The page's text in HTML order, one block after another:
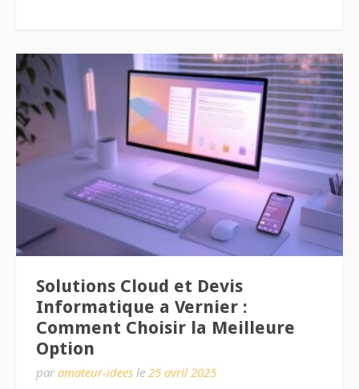
Solutions Cloud et Devis
Informatique a Vernier :
Comment Choisir la Meilleure
Option
par amateur-idees le 25 avril 2025